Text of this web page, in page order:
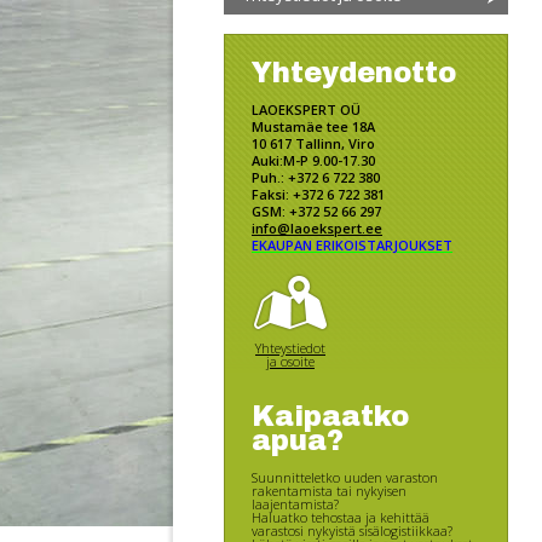
Yhteydenotto
LAOEKSPERT OÜ
Mustamäe tee 18A
10 617 Tallinn, Viro
Auki:M-P 9.00-17.30
Puh.: +372 6 722 380
Faksi: +372 6 722 381
GSM: +372 52 66 297
info@laoekspert.ee
EKAUPAN ERIKOISTARJOUKSET
Yhteystiedot
ja osoite
Kaipaatko
apua?
Suunnitteletko uuden varaston
rakentamista tai nykyisen
laajentamista?
Haluatko tehostaa ja kehittää
varastosi nykyistä sisälogistiikkaa?